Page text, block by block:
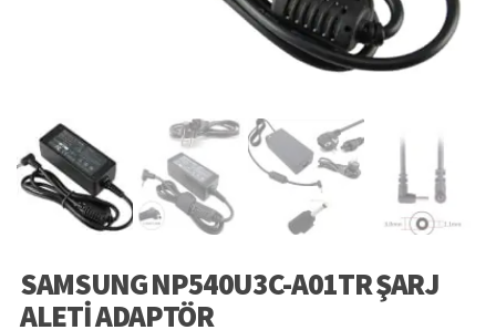
SAMSUNG NP540U3C-A01TR ŞARJ
ALETI ADAPTÖR